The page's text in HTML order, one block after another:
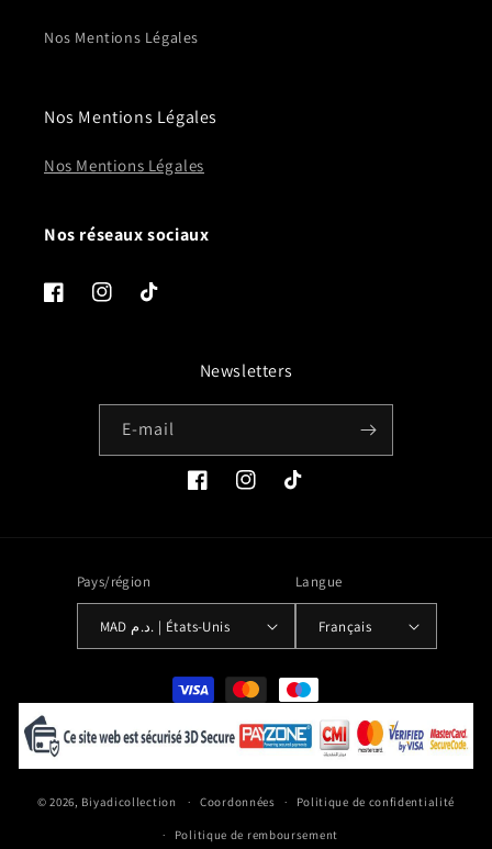
Nos Mentions Légales
Nos Mentions Légales
Nos Mentions Légales
Nos réseaux sociaux
FacebookInstagramTikTok
Newsletters
E-mail
FacebookInstagramTikTok
Pays/région
MAD د.م. | États-Unis
Langue
Français
Moyens
de
paiement
© 2026, Biyadicollection Coordonnées Politique de confidentialité
Politique de remboursement